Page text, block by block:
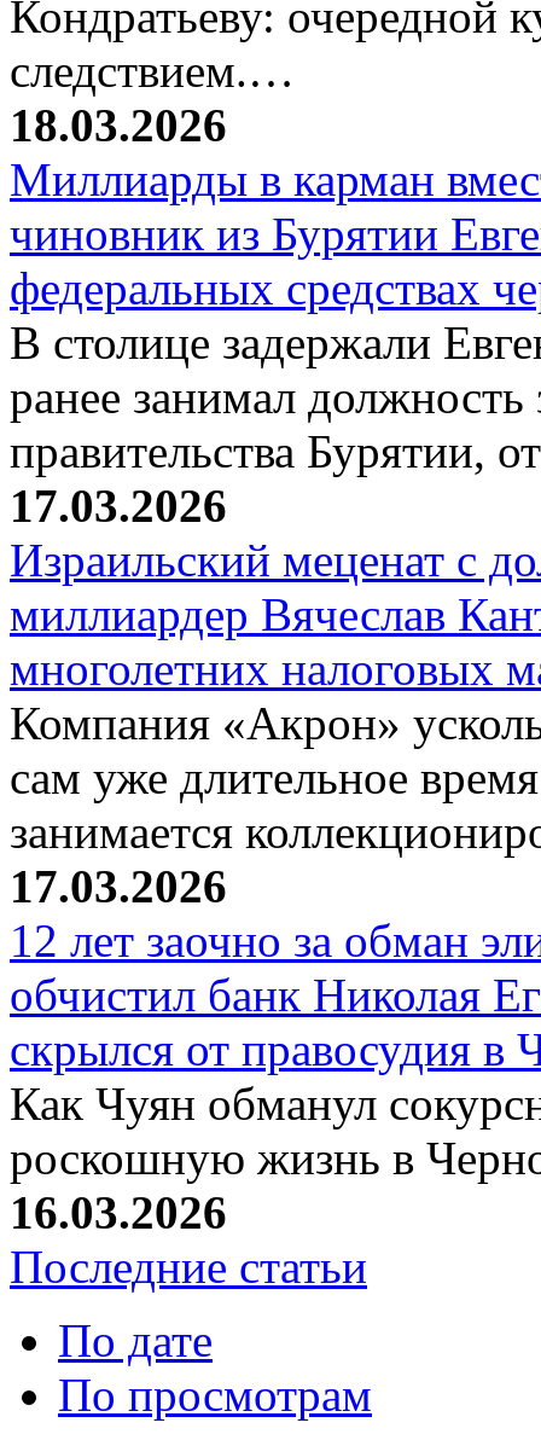
Кондратьеву: очередной
следствием.…
18.03.2026
Миллиарды в карман
чиновник из Бурятии
федеральных средствах
В столице задержали
ранее занимал должность
правительства Бурятии,
17.03.2026
Израильский меценат с
миллиардер Вячеслав
многолетних налоговых
Компания «Акрон»
сам уже длительное
занимается
17.03.2026
12 лет заочно за обман
обчистил банк Николая
скрылся от правосудия в
Как Чуян обманул
роскошную жизнь в
16.03.2026
Последние статьи
По дате
По просмотрам